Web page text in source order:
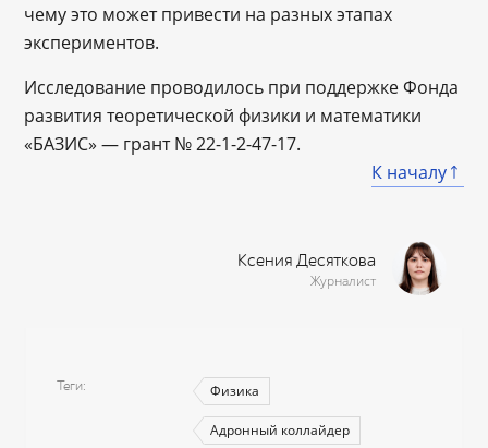
чему это может привести на разных этапах
экспериментов.
Исследование проводилось при поддержке Фонда
развития теоретической физики и математики
«БАЗИС» — грант № 22-1-2-47-17.
К началу
Ксения Десяткова
Журналист
Теги Физика
Адронный коллайдер